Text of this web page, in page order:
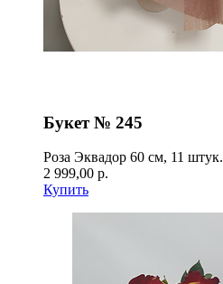
Букет № 245
Роза Эквадор 60 см, 11 штук.
2 999,00 р.
Купить